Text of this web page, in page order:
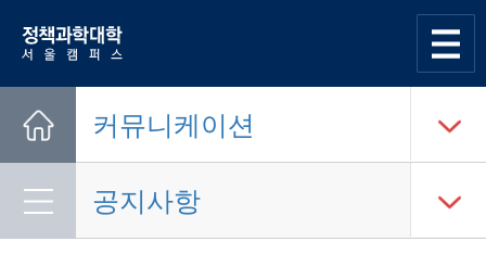
한양대학교
커뮤니케이션
공지사항